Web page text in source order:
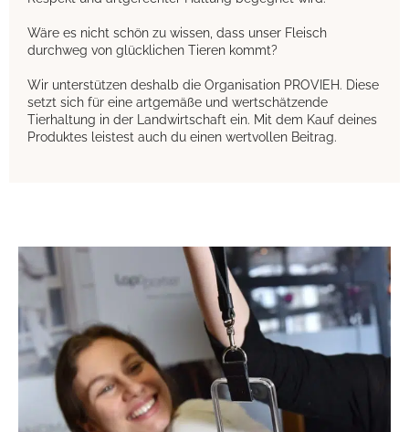
Wäre es nicht schön zu wissen, dass unser Fleisch
durchweg von glücklichen Tieren kommt?
Wir unterstützen deshalb die Organisation PROVIEH. Diese
setzt sich für eine artgemäße und wertschätzende
Tierhaltung in der Landwirtschaft ein. Mit dem Kauf deines
Produktes leistest auch du einen wertvollen Beitrag.